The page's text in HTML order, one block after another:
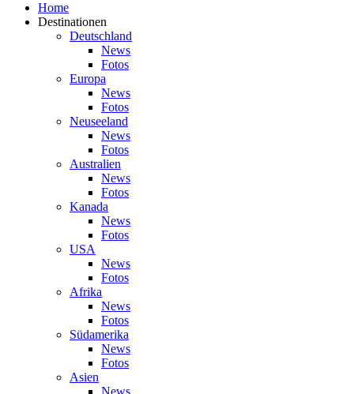
Home
Destinationen
Deutschland
News
Fotos
Europa
News
Fotos
Neuseeland
News
Fotos
Australien
News
Fotos
Kanada
News
Fotos
USA
News
Fotos
Afrika
News
Fotos
Südamerika
News
Fotos
Asien
News